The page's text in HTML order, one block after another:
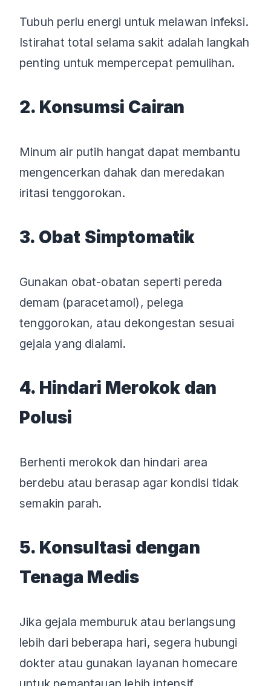
Tubuh perlu energi untuk melawan infeksi.
Istirahat total selama sakit adalah langkah
penting untuk mempercepat pemulihan.
2. Konsumsi Cairan
Minum air putih hangat dapat membantu
mengencerkan dahak dan meredakan
iritasi tenggorokan.
3. Obat Simptomatik
Gunakan obat-obatan seperti pereda
demam (paracetamol), pelega
tenggorokan, atau dekongestan sesuai
gejala yang dialami.
4. Hindari Merokok dan
Polusi
Berhenti merokok dan hindari area
berdebu atau berasap agar kondisi tidak
semakin parah.
5. Konsultasi dengan
Tenaga Medis
Jika gejala memburuk atau berlangsung
lebih dari beberapa hari, segera hubungi
dokter atau gunakan layanan homecare